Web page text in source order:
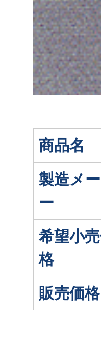
商品名
製造メ
ー
希望小
格
販売価格